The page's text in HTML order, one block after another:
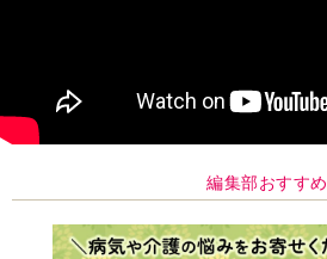
編集部おすすめ